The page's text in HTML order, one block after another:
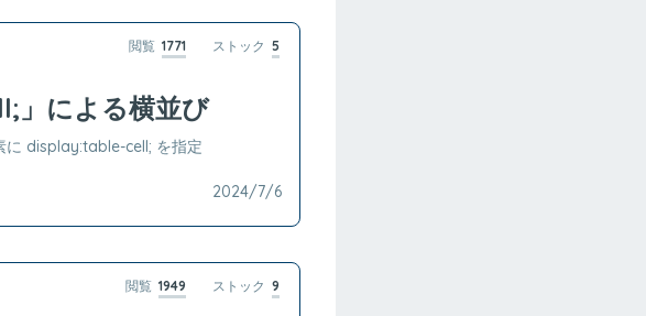
ストック 5
閲覧 1771
」による横並び
に display:table-cell; を指定
2024/7/6
ストック 9
閲覧 1949